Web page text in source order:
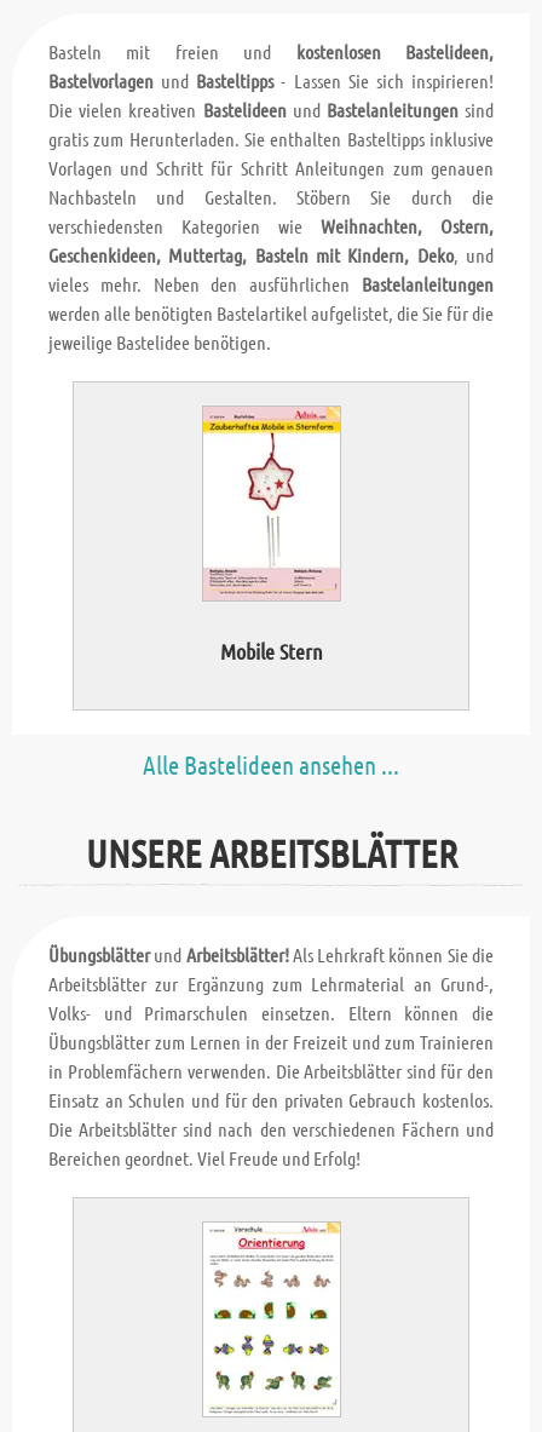
Basteln mit freien und kostenlosen Bastelideen,
Bastelvorlagen und Basteltipps- Lassen Sie sich inspirieren!
Die vielen kreativen Bastelideenund Bastelanleitungensind
gratis zum Herunterladen. Sie enthalten Basteltipps inklusive
Vorlagen und Schritt für Schritt Anleitungen zum genauen
Nachbasteln und Gestalten. Stöbern Sie durch die
verschiedensten Kategorien wie Weihnachten, Ostern,
Geschenkideen, Muttertag, Basteln mit Kindern, Deko, und
vieles mehr. Neben den ausführlichen Bastelanleitungen
werden alle benötigten Bastelartikel aufgelistet, die Sie für die
jeweilige Bastelidee benötigen.
Mobile Stern
Alle Bastelideen ansehen ...
UNSERE ARBEITSBLÄTTER
Übungsblätterund Arbeitsblätter!Als Lehrkraft können Sie die
Arbeitsblätter zur Ergänzung zum Lehrmaterial an Grund-,
Volks- und Primarschulen einsetzen. Eltern können die
Übungsblätter zum Lernen in der Freizeit und zum Trainieren
in Problemfächern verwenden. Die Arbeitsblätter sind für den
Einsatz an Schulen und für den privaten Gebrauch kostenlos.
Die Arbeitsblätter sind nach den verschiedenen Fächern und
Bereichen geordnet. Viel Freude und Erfolg!